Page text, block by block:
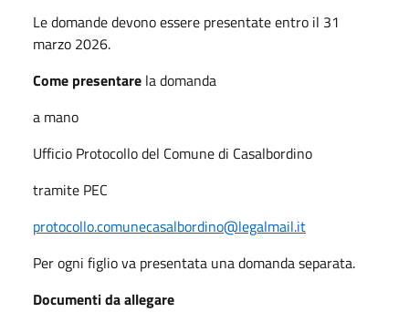
Le domande devono essere presentate entro il 31
marzo 2026.
Come presentare la domanda
a mano
Ufficio Protocollo del Comune di Casalbordino
tramite PEC
protocollo.comunecasalbordino@legalmail.it
Per ogni figlio va presentata una domanda separata.
Documenti da allegare